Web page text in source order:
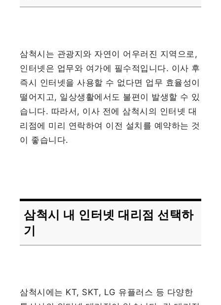
삼척시는 관광지와 자연이 어우러진 지역으로,
인터넷은 업무와 여가에 필수적입니다. 이사 후
즉시 인터넷을 사용할 수 없다면 업무 효율성이
떨어지고, 일상생활에서도 불편이 발생할 수 있
습니다. 따라서, 이사 전에 삼척시의 인터넷 대
리점에 미리 연락하여 이전 설치를 예약하는 것
이 좋습니다.
삼척시 내 인터넷 대리점 선택하
기
삼척시에는 KT, SKT, LG 유플러스 등 다양한